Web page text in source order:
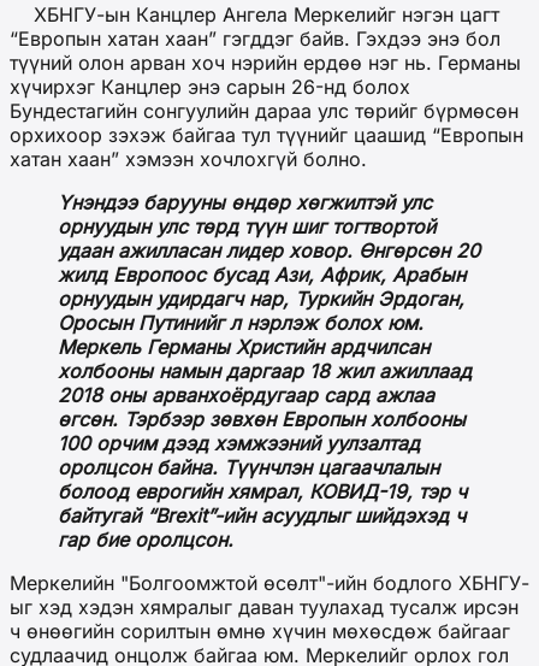
ХБНГУ-ын Канцлер Ангела Меркелийг нэгэн цагт
“Европын хатан хаан” гэгддэг байв. Гэхдээ энэ бол
түүний олон арван хоч нэрийн ердөө нэг нь. Германы
хүчирхэг Канцлер энэ сарын 26-нд болох
Бундестагийн сонгуулийн дараа улс төрийг бүрмөсөн
орхихоор зэхэж байгаа тул түүнийг цаашид “Европын
хатан хаан” хэмээн хочлохгүй болно.
Үнэндээ барууны өндөр хөгжилтэй улс
орнуудын улс төрд түүн шиг тогтвортой
удаан ажилласан лидер ховор. Өнгөрсөн 20
жилд Европоос бусад Ази, Африк, Арабын
орнуудын удирдагч нар, Туркийн Эрдоган,
Оросын Путинийг л нэрлэж болох юм.
Меркель Германы Христийн ардчилсан
холбооны намын даргаар 18 жил ажиллаад
2018 оны арванхоёрдугаар сард ажлаа
өгсөн. Тэрбээр зөвхөн Европын холбооны
100 орчим дээд хэмжээний уулзалтад
оролцсон байна. Түүнчлэн цагаачлалын
болоод еврогийн хямрал, КОВИД-19, тэр ч
байтугай “Brexit”-ийн асуудлыг шийдэхэд ч
гар бие оролцсон.
Меркелийн "Болгоомжтой өсөлт"-ийн бодлого ХБНГУ-
ыг хэд хэдэн хямралыг даван туулахад тусалж ирсэн
ч өнөөгийн сорилтын өмнө хүчин мөхөсдөж байгааг
судлаачид онцолж байгаа юм. Меркелийг орлох гол